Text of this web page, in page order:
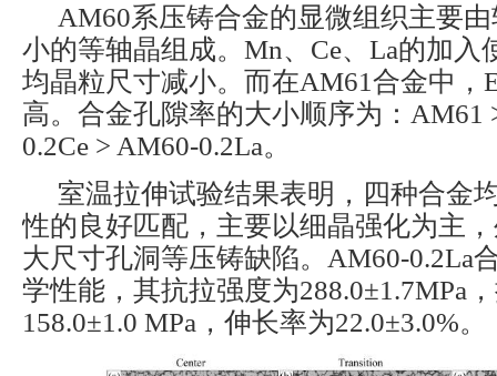
AM60系压铸合金的显微组织主要由
小的等轴晶组成。Mn、Ce、La的加入
均晶粒尺寸减小。而在AM61合金中，
高。合金孔隙率的大小顺序为：AM61
0.2Ce > AM60-0.2La。
室温拉伸试验结果表明，四种合金
性的良好匹配，主要以细晶强化为主
大尺寸孔洞等压铸缺陷。AM60-0.2La
学性能，其抗拉强度为288.0±1.7MPa
158.0±1.0 MPa，伸长率为22.0±3.0%。